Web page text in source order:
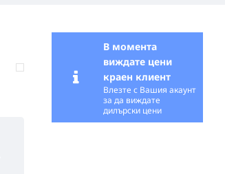
В момента
виждате цени
краен клиент
Влезте с Вашия акаунт
за да виждате
дилърски цени